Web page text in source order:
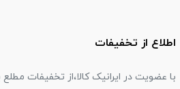
اطلاع از تخفیفات
با عضویت در ایرانیک کالا،از تخفیفات